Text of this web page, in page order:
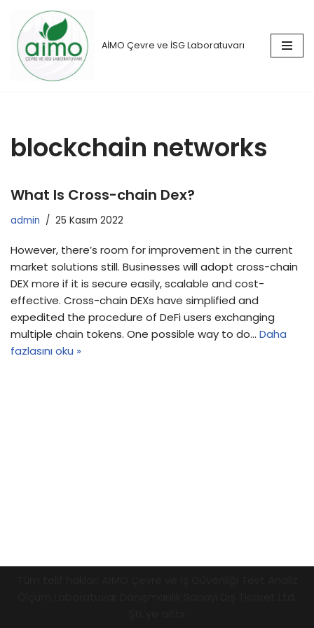
İçeriğe
geç
AİMO Çevre ve İSG Laboratuvarı
blockchain networks
What Is Cross-chain Dex?
admin 25 Kasım 2022
However, there’s room for improvement in the current
market solutions still. Businesses will adopt cross-chain
DEX more if it is secure easily, scalable and cost-
effective. Cross-chain DEXs have simplified and
expedited the procedure of DeFi users exchanging
multiple chain tokens. One possible way to do… Daha
fazlasını oku »